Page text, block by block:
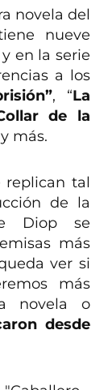
novela del
nueve
en la serie
a los
, “La
de la
y más.
replican tal
de la
Diop se
más
ver si
más
novela o
desde